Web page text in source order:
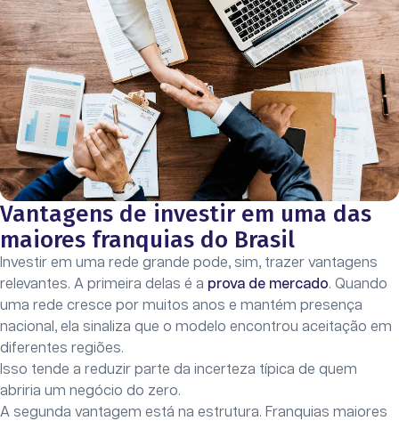
Vantagens de investir em uma das
maiores franquias do Brasil
Investir em uma rede grande pode, sim, trazer vantagens
relevantes. A primeira delas é a prova de mercado. Quando
uma rede cresce por muitos anos e mantém presença
nacional, ela sinaliza que o modelo encontrou aceitação em
diferentes regiões.
Isso tende a reduzir parte da incerteza típica de quem
abriria um negócio do zero.
A segunda vantagem está na estrutura. Franquias maiores